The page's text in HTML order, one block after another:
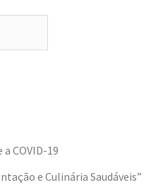
COVID-19
e Culinária Saudáveis”